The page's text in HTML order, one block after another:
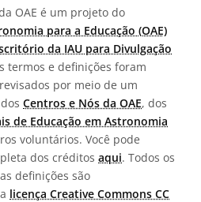
OAE é um projeto do
para a Educação (OAE)
da IAU para Divulgação
termos e definições foram
por meio de um
Centros e Nós da OAE, dos
de Educação em Astronomia
voluntários. Você pode
dos créditos aqui. Todos os
definições são
licença Creative Commons CC